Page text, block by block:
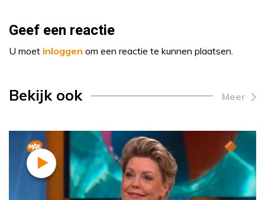
Geef een reactie
U moet inloggen om een reactie te kunnen plaatsen.
Bekijk ook Meer